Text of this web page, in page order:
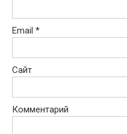
Email *
Сайт
Комментарий